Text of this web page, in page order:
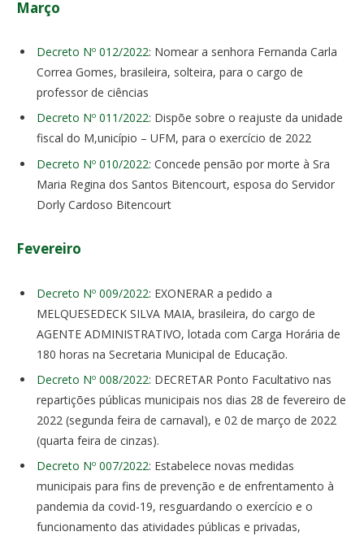
Março
Decreto Nº 012/2022: Nomear a senhora Fernanda Carla
Correa Gomes, brasileira, solteira, para o cargo de
professor de ciências
Decreto Nº 011/2022: Dispõe sobre o reajuste da unidade
fiscal do M,unicípio – UFM, para o exercício de 2022
Decreto Nº 010/2022: Concede pensão por morte à Sra
Maria Regina dos Santos Bitencourt, esposa do Servidor
Dorly Cardoso Bitencourt
Fevereiro
Decreto Nº 009/2022: EXONERAR a pedido a
MELQUESEDECK SILVA MAIA, brasileira, do cargo de
AGENTE ADMINISTRATIVO, lotada com Carga Horária de
180 horas na Secretaria Municipal de Educação.
Decreto Nº 008/2022: DECRETAR Ponto Facultativo nas
repartições públicas municipais nos dias 28 de fevereiro de
2022 (segunda feira de carnaval), e 02 de março de 2022
(quarta feira de cinzas).
Decreto Nº 007/2022: Estabelece novas medidas
municipais para fins de prevenção e de enfrentamento à
pandemia da covid-19, resguardando o exercício e o
funcionamento das atividades públicas e privadas,